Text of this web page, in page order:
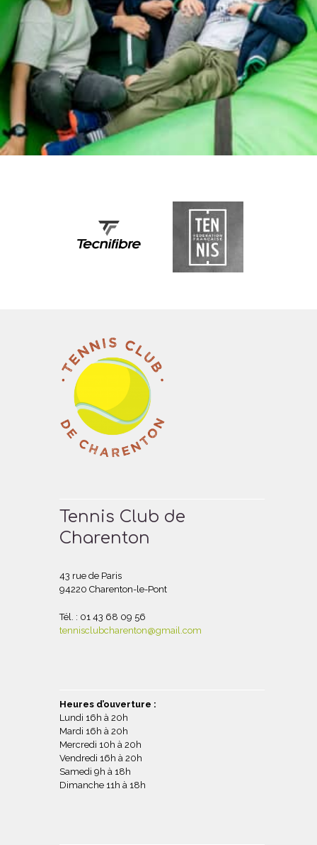
Tennis Club de
Charenton
43 rue de Paris
94220 Charenton-le-Pont
Tél. : 01 43 68 09 56
tennisclubcharenton@gmail.com
Heures d’ouverture :
Lundi 16h à 20h
Mardi 16h à 20h
Mercredi 10h à 20h
Vendredi 16h à 20h
Samedi 9h à 18h
Dimanche 11h à 18h